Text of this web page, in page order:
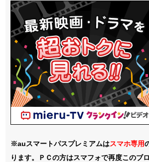
※auスマートパスプレミアムはスマホ専用
ります。ＰＣの方はスマフォで再度このブ